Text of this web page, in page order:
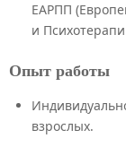
ЕАРПП
и
Опыт работы
взрослых.